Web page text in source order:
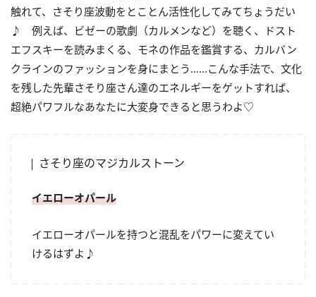
触れて、さそり座波動をとことん活性化してみてちょうだい
♪ 例えば、ビゼーの歌劇（カルメンなど）を聴く、ドスト
エフスキーを読みまくる、モネの作品を鑑賞する、カルバン
クラインのファッションを身にまとう……こんな手法で、文化
を残した先輩さそり座さん達のエネルギーをゲットすれば、
超絶パワフルなあなたに大変身できると思うわよ♡
さそり座のマジカルストーン
イエローオパール
イエローオパールを持つと混乱をパワーに変えてい
けるはずよ♪